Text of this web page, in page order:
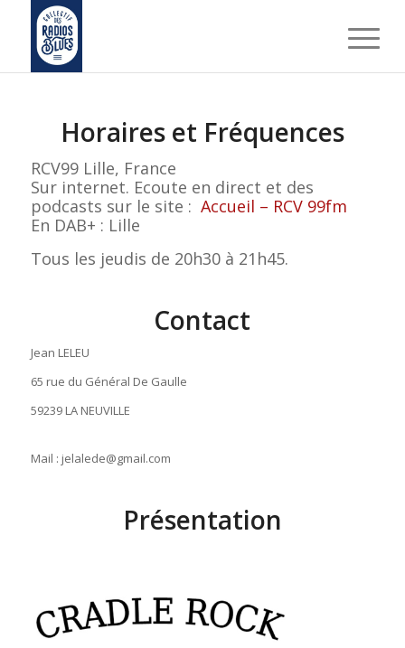
Horaires et Fréquences
RCV99 Lille, France
Sur internet. Ecoute en direct et des
podcasts sur le site : Accueil – RCV 99fm
En DAB+ : Lille
Tous les jeudis de 20h30 à 21h45.
Contact
Jean LELEU
65 rue du Général De Gaulle
59239 LA NEUVILLE
Mail : jelalede@gmail.com
Présentation